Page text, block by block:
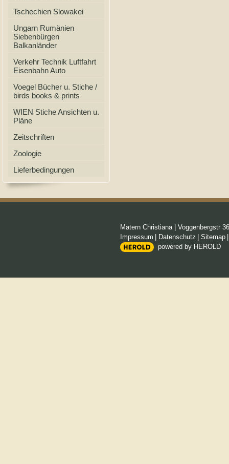
Tschechien Slowakei
Ungarn Rumänien
Siebenbürgen
Balkanländer
Verkehr Technik Luftfahrt
Eisenbahn Auto
Voegel Bücher u. Stiche /
birds books & prints
WIEN Stiche Ansichten u.
Pläne
Zeitschriften
Zoologie
Lieferbedingungen
Matern Christiana| Voggenbergstr 36
Impressum
Datenschutz Sitemap
powered by HEROLD